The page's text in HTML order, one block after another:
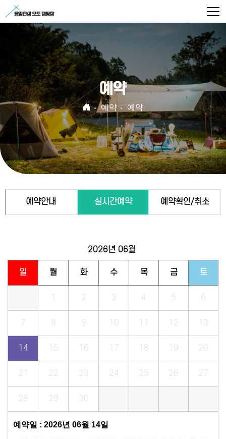
예약
예약 예약
예약안내 실시간예약 예약확인/취소
2026년 06월
일 월 화 수 목 금 토
1 2 3 4 5 6
7 8 9 10 11 12 13
14 15 16 17 18 19 20
21 22 23 24 25 26 27
28 29 30
예약일 : 2026년 06월 14일